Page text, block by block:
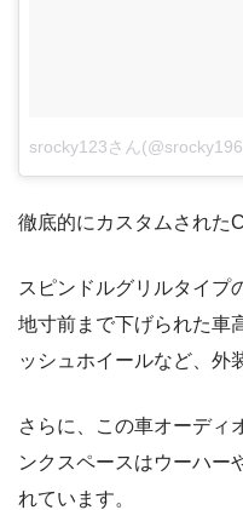
srocky123さん
徹底的にカスタムされた
スピンドルグリルタイプ
地寸前まで下げられた車
ッシュホイールなど、外
さらに、この車オーディ
ンクスペースはウーハー
れています。